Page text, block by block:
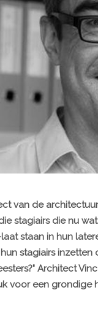
van de
stagiairs die nu
staan in hun
stagiairs
Architect
voor een grondige